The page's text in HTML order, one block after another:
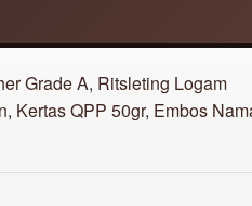
Grade A, Ritsleting Logam
Kertas QPP 50gr, Embos